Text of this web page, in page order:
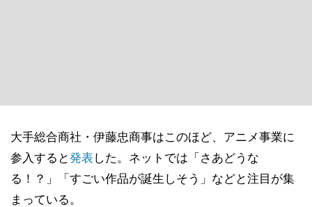
大手総合商社・伊藤忠商事はこのほど、アニメ事業に
参入すると発表 した。ネットでは「さあどうな
る！？」「すごい作品が誕生しそう」などと注目が集
まっている。